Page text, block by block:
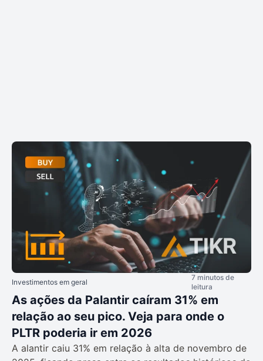
Investimentos em geral
7 minutos de
leitura
As ações da Palantir caíram 31% em
relação ao seu pico. Veja para onde o
PLTR poderia ir em 2026
A alantir caiu 31% em relação à alta de novembro de